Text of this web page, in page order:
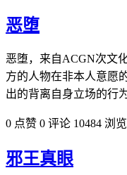
恶堕
恶堕，来自ACGN次文
方的人物在非本人意愿
出的背离自身立场的行为
0 点赞 0 评论 10484 浏览
邪王真眼